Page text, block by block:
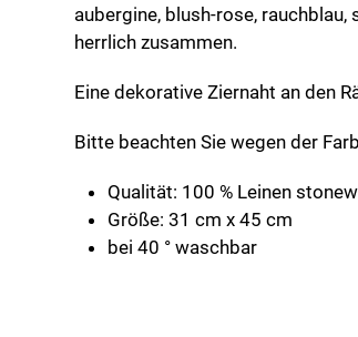
aubergine, blush-rose,
herrlich zusammen.
Eine dekorative Ziernaht an den
Bitte beachten Sie wegen der
Qualität: 100 % Leinen
Größe: 31 cm x 45 cm
bei 40 ° waschbar